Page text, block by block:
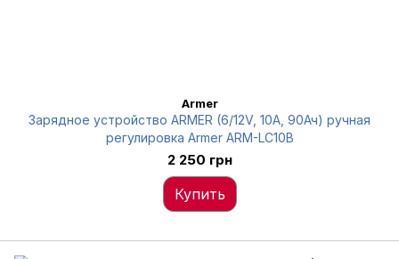
Armer
Зарядное устройство ARMER (6/12V, 10A, 90Ач) ручная
регулировка Armer ARM-LC10B
2 250 грн
Купить